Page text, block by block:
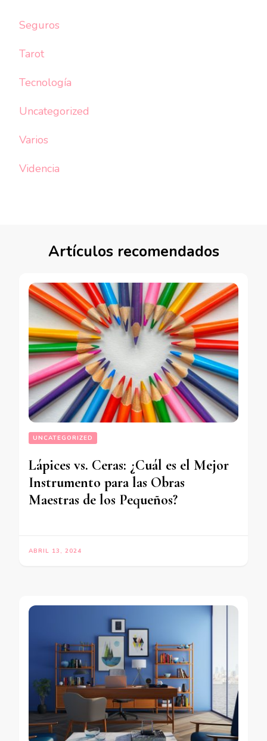
Seguros
Tarot
Tecnología
Uncategorized
Varios
Videncia
Artículos recomendados
UNCATEGORIZED
Lápices vs. Ceras: ¿Cuál es el Mejor
Instrumento para las Obras
Maestras de los Pequeños?
ABRIL 13, 2024